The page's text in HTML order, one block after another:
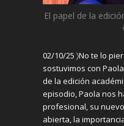
El papel de la
02/10/25 〉No te lo
sostuvimos con
de la edición
episodio, Paola nos
profesional, su
abierta, la